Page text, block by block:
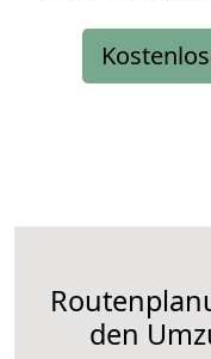
den